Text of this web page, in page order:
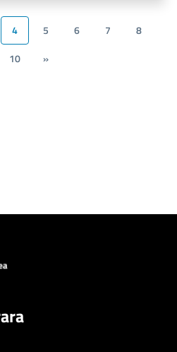
4 5 6 7
8
10 »